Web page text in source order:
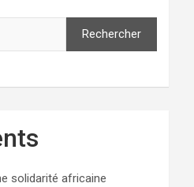
Rechercher
solidarité africaine